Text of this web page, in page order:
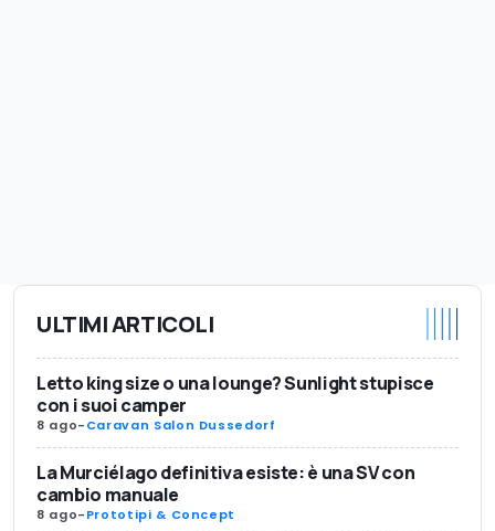
ULTIMI ARTICOLI
Letto king size o una lounge? Sunlight stupisce
con i suoi camper
8 ago-Caravan Salon Dussedorf
La Murciélago definitiva esiste: è una SV con
cambio manuale
8 ago-Prototipi & Concept